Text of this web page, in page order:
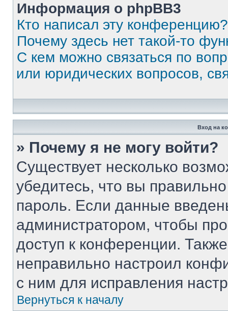
Информация о phpBB3
Кто написал эту конференцию?
Почему здесь нет такой-то
С кем можно связаться по
или юридических вопросов,
Вход на
» Почему я не могу войти?
Существует несколько
убедитесь, что вы
пароль. Если данные
администратором, чтобы
доступ к конференции.
неправильно настроил
с ним для исправления
Вернуться к началу